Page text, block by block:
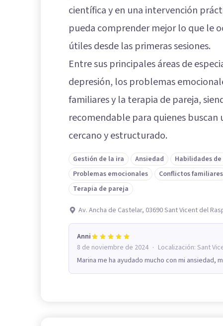
científica y en una intervención
pueda comprender mejor lo que le
útiles desde las primeras sesiones.
Entre sus principales áreas de
depresión, los problemas
familiares y la terapia de pareja,
recomendable para quienes
cercano y estructurado.
Gestión de la ira Ansiedad Habilidades
Problemas emocionales
Conflictos familiares
Terapia de pareja
Av. Ancha de Castelar, 03690 Sant Vicent del
Anni
8 de noviembre de 2024 · Localización: Sant
Marina me ha ayudado mucho con mi ansiedad,